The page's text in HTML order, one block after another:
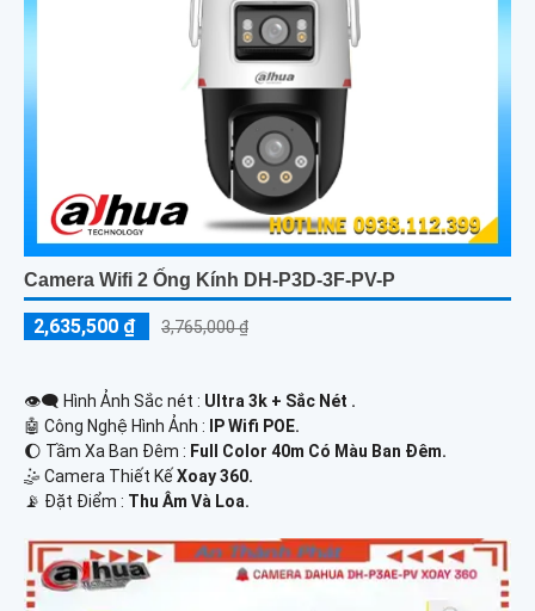
Camera Wifi 2 Ống Kính DH-P3D-3F-PV-P
2,635,500 ₫ 3,765,000 ₫
👁️‍🗨 Hình Ảnh Sắc nét : Ultra 3k + Sắc Nét .
🤖️ Công Nghệ Hình Ảnh :
IP Wifi POE.
🌔 Tầm Xa Ban Đêm : Full Color 40m Có Màu Ban Ðêm.
🤹 Camera Thiết Kế Xoay 360.
️📡 Đặt Điểm : Thu Âm Và Loa.